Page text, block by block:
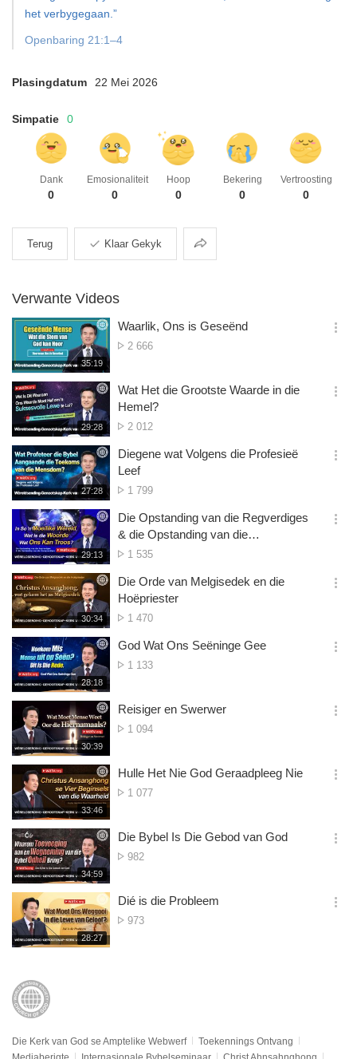
het verbygegaan.”
Openbaring 21:1–4
Plasingdatum 22 Mei 2026
Simpatie 0
Dank
0
Emosionaliteit
0
Hoop
0
Bekering
0
Vertroosting
0
Terug Klaar Gekyk Deel
Verwante Videos
재
생
시
간
35:19
Waarlik, Ons is Geseënd
Aantal
2 666
옵
기
재
생
시
간
29:28
Wat Het die Grootste Waarde in die
Hemel?
Aantal
2 012
옵
기
재
생
시
간
27:28
Diegene wat Volgens die Profesieë
Leef
Aantal
1 799
옵
기
재
생
시
간
29:13
Die Opstanding van die Regverdiges
& die Opstanding van die
Onregverdiges
Aantal
1 535
옵
기
재
생
시
간
30:34
Die Orde van Melgisedek en die
Hoëpriester
Aantal
1 470
옵
기
재
생
간
28:18
God Wat Ons Seëninge Gee
Aantal
1 133
옵
기
재
생
간
30:39
Reisiger en Swerwer
Aantal
1 094
옵
기
재
생
시
간
33:46
Hulle Het Nie God Geraadpleeg Nie
Aantal
1 077
옵
기
재
생
간
34:59
Die Bybel Is Die Gebod van God
Aantal
982
옵
기
재
생
28:27
Dié is die Probleem
Aantal
973
옵
Die Kerk van God se Amptelike Webwerf
Toekennings Ontvang